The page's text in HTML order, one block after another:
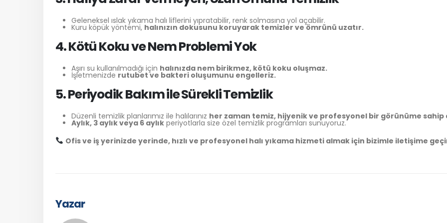
Geleneksel ıslak yıkama halı liflerini yıpratabilir, renk solmasına yol açabilir.
Kuru köpük yöntemi, halınızın dokusunu koruyarak temizler ve ömrünü uzatır.
4. Kötü Koku ve Nem Problemi Yok
Aşırı su kullanılmadığı için halınızda nem birikmez, kötü koku oluşmaz.
İşletmenizde rutubet ve bakteri oluşumunu engelleriz.
5. Periyodik Bakım ile Sürekli Temizlik
Düzenli temizlik planlarımız ile halılarınız her zaman temiz, hijyenik ve profesyonel bir görünüme sahip
Aylık, 3 aylık veya 6 aylık periyotlarla size özel temizlik programları sunuyoruz.
Ofis ve iş yerinizde yerinde, hızlı ve profesyonel halı yıkama hizmeti almak için bizimle iletişime
Yazar